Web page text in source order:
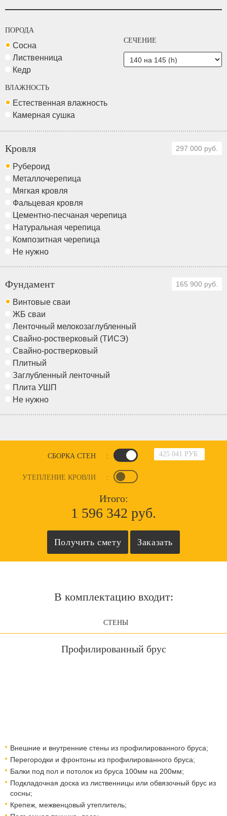
ПОРОДА
Сосна
Лиственница
Кедр
СЕЧЕНИЕ
ВЛАЖНОСТЬ
Естественная влажность
Камерная сушка
Кровля 297 000 руб.
Рубероид
Металлочерепица
Мягкая кровля
Фальцевая кровля
Цементно-песчаная черепица
Натуральная черепица
Композитная черепица
Не нужно
Фундамент 165 900 руб.
Винтовые сваи
ЖБ сваи
Ленточный мелокозаглубленный
Свайно-ростверковый (ТИСЭ)
Свайно-ростверковый
Плитный
Заглубленный ленточный
Плита УШП
Не нужно
425 041 РУБ.
СБОРКА СТЕН :
УТЕПЛЕНИЕ КРОВЛИ :
Итого:
1 596 342 руб.
В комплектацию входит:
СТЕНЫ
Профилированный брус
Внешние и внутренние стены из профилированного бруса;
Перегородки и фронтоны из профилированного бруса;
Балки под пол и потолок из бруса 100мм на 200мм;
Подкладочная доска из лиственницы или обвязочный брус из
сосны;
Крепеж, межвенцовый утеплитель;